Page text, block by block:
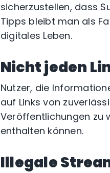
sicherzustellen, dass
Tipps bleibt man als
digitales Leben.
Nicht jeden
Nutzer, die
auf Links von
Veröffentlichungen zu
enthalten können.
Illegale